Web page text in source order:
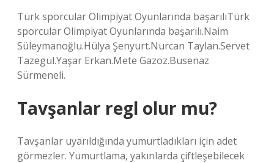
Türk sporcular Olimpiyat Oyunlarında başarılıTürk
sporcular Olimpiyat Oyunlarında başarılı.Naim
Süleymanoğlu.Hülya Şenyurt.Nurcan Taylan.Servet
Tazegül.Yaşar Erkan.Mete Gazoz.Busenaz
Sürmeneli.
Tavşanlar regl olur mu?
Tavşanlar uyarıldığında yumurtladıkları için adet
görmezler. Yumurtlama, yakınlarda çiftleşebilecek